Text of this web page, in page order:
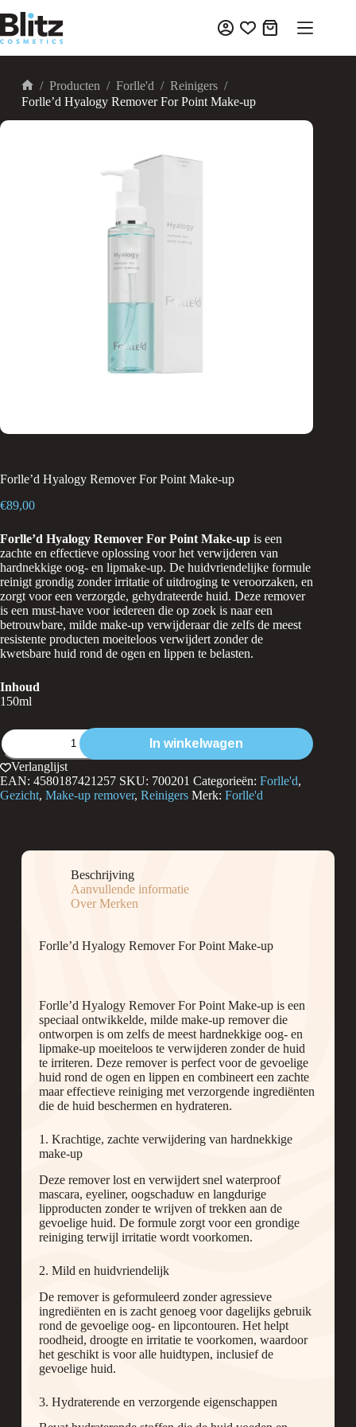
naar
de
Winkelwagen
Home
/ Producten / Forlle'd / Reinigers /
Forlle’d Hyalogy Remover For Point Make-up
Forlle’d Hyalogy Remover For Point Make-up
€89,00
Forlle’d Hyalogy Remover For Point Make-up is een
zachte en effectieve oplossing voor het verwijderen van
hardnekkige oog- en lipmake-up. De huidvriendelijke formule
reinigt grondig zonder irritatie of uitdroging te veroorzaken, en
zorgt voor een verzorgde, gehydrateerde huid. Deze remover
is een must-have voor iedereen die op zoek is naar een
betrouwbare, milde make-up verwijderaar die zelfs de meest
resistente producten moeiteloos verwijdert zonder de
kwetsbare huid rond de ogen en lippen te belasten.
Inhoud
150ml
Forlle'd
Hyalogy
Remover
For
Point
Make-
In winkelwagen
Verlanglijst
EAN: 4580187421257 SKU: 700201 Categorieën: Forlle'd,
Gezicht, Make-up remover, Reinigers Merk: Forlle'd
Beschrijving
Aanvullende informatie
Over Merken
Forlle’d Hyalogy Remover For Point Make-up
Forlle’d Hyalogy Remover For Point Make-up is een
speciaal ontwikkelde, milde make-up remover die
ontworpen is om zelfs de meest hardnekkige oog- en
lipmake-up moeiteloos te verwijderen zonder de huid
te irriteren. Deze remover is perfect voor de gevoelige
huid rond de ogen en lippen en combineert een zachte
maar effectieve reiniging met verzorgende ingrediënten
die de huid beschermen en hydrateren.
1. Krachtige, zachte verwijdering van hardnekkige
make-up
Deze remover lost en verwijdert snel waterproof
mascara, eyeliner, oogschaduw en langdurige
lipproducten zonder te wrijven of trekken aan de
gevoelige huid. De formule zorgt voor een grondige
reiniging terwijl irritatie wordt voorkomen.
2. Mild en huidvriendelijk
De remover is geformuleerd zonder agressieve
ingrediënten en is zacht genoeg voor dagelijks gebruik
rond de gevoelige oog- en lipcontouren. Het helpt
roodheid, droogte en irritatie te voorkomen, waardoor
het geschikt is voor alle huidtypen, inclusief de
gevoelige huid.
3. Hydraterende en verzorgende eigenschappen